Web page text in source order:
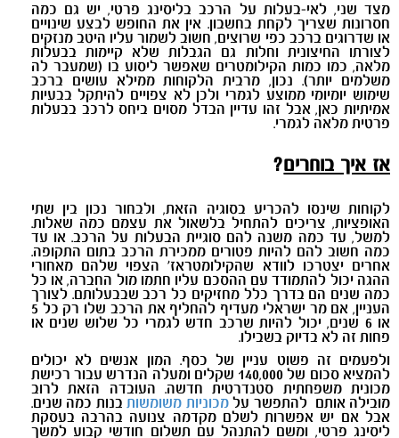
מצד שני, לאי-בעלות על הרכב בליסינג פרטי, יש גם כמה
חסרונות שצריך לקחת בחשבון. אין את החופש לבצע שינויים
או שדרוגים ברכב כפי שרוצים, חשוב לשמור עליו היטב מנזקים
לצורתו החיצונית וחלות גם הגבלות שלא קיימות בבעלות
מלאה, כמו כמות הקילומטרים שאפשר ליסוע בו (שמעבר לה
משלמים יותר). נכון, מרבית הלקוחות ממילא עושים ברכב
שימוש יומיומי ממוצע לגמרי ולכן לא צפויים להיתקל בבעיות
אמיתיות כאן, אבל זהו עדיין הבדל מסוים ביחס לרכב בבעלות
פרטית מלאה לגמרי.
אז איך בוחרים?
לקוחות שינסו להכריע בסוגיה הזאת, ולבחור נכון בין שתי
האופציות, צריכים להתחיל בלשאול את עצמם כמה שאלות.
למשל, עד כמה משנה להם סוגיית הבעלות על הרכב. או עד
כמה חשוב להם להיות פטורים ממכירת הרכב בתום התקופה.
אחרים יצטרכו לוודא שהקילומטראז' הצפוי שלהם מאחורי
ההגה יכול להתמודד עם ההסכם עליו חתמו מול החברה, או כל
כמה שנים הם בדרך כלל מחזיקים כל רכב שבבעלותם. לצורך
העניין, אם מר ישראלי מעדיף להחליף את הרכב שלו רק כל 5
או 6 שנים, יכול להיות שרכב חדש לגמרי כל שלוש שנים או
פחות זה לא בדיוק בשבילו.
ולפעמים זה פשוט עניין של כסף. המון אנשים לא יכולים
להמציא סכום של 140,000 שקלים ומעלה הנדרש עבור רכישת
מכונית משפחתית סטנדרטית חדשה. העובדה הזאת לרוב
מובילה אותם להתפשר עלמכוניות משומשותבנות כמה שנים.
אבל אם יש אפשרות לשלם מקדמה צנועה בהרבה בעסקת
ליסינג פרטי, ומשם להתנהל עם תשלום חודשי קבוע למשך